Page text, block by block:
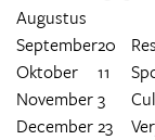
Augustus
September20
Oktober
11
November3
December23